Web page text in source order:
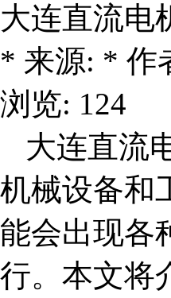
大连直流电
* 来源: * 作
浏览: 124
大连直流
机械设备和
能会出现各
行。本文将